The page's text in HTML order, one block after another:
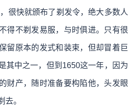
很快就颁布了剃发令，绝大多数人
得不剃发易服，与时俱进。只有很
留原本的发式和装束，但却冒着巨
其中之一，但到1650这一年，因为
财产，随时准备要构陷他，头发眼
去。